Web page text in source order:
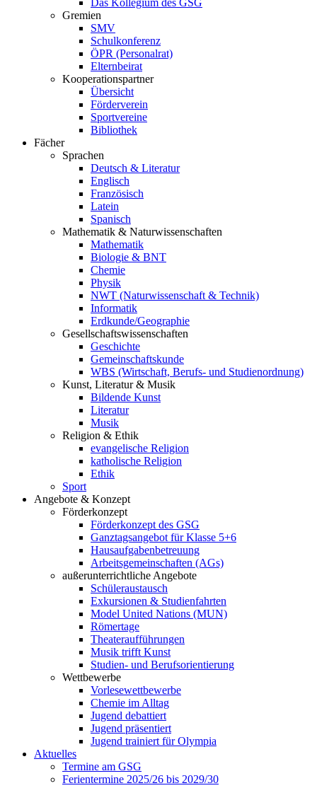
Das Kollegium des GSG
Gremien
SMV
Schulkonferenz
ÖPR (Personalrat)
Elternbeirat
Kooperationspartner
Übersicht
Förderverein
Sportvereine
Bibliothek
Fächer
Sprachen
Deutsch & Literatur
Englisch
Französisch
Latein
Spanisch
Mathematik & Naturwissenschaften
Mathematik
Biologie & BNT
Chemie
Physik
NWT (Naturwissenschaft & Technik)
Informatik
Erdkunde/Geographie
Gesellschaftswissenschaften
Geschichte
Gemeinschaftskunde
WBS (Wirtschaft, Berufs- und Studienordnung)
Kunst, Literatur & Musik
Bildende Kunst
Literatur
Musik
Religion & Ethik
evangelische Religion
katholische Religion
Ethik
Sport
Angebote & Konzept
Förderkonzept
Förderkonzept des GSG
Ganztagsangebot für Klasse 5+6
Hausaufgabenbetreuung
Arbeitsgemeinschaften (AGs)
außerunterrichtliche Angebote
Schüleraustausch
Exkursionen & Studienfahrten
Model United Nations (MUN)
Römertage
Theateraufführungen
Musik trifft Kunst
Studien- und Berufsorientierung
Wettbewerbe
Vorlesewettbewerbe
Chemie im Alltag
Jugend debattiert
Jugend präsentiert
Jugend trainiert für Olympia
Aktuelles
Termine am GSG
Ferientermine 2025/26 bis 2029/30